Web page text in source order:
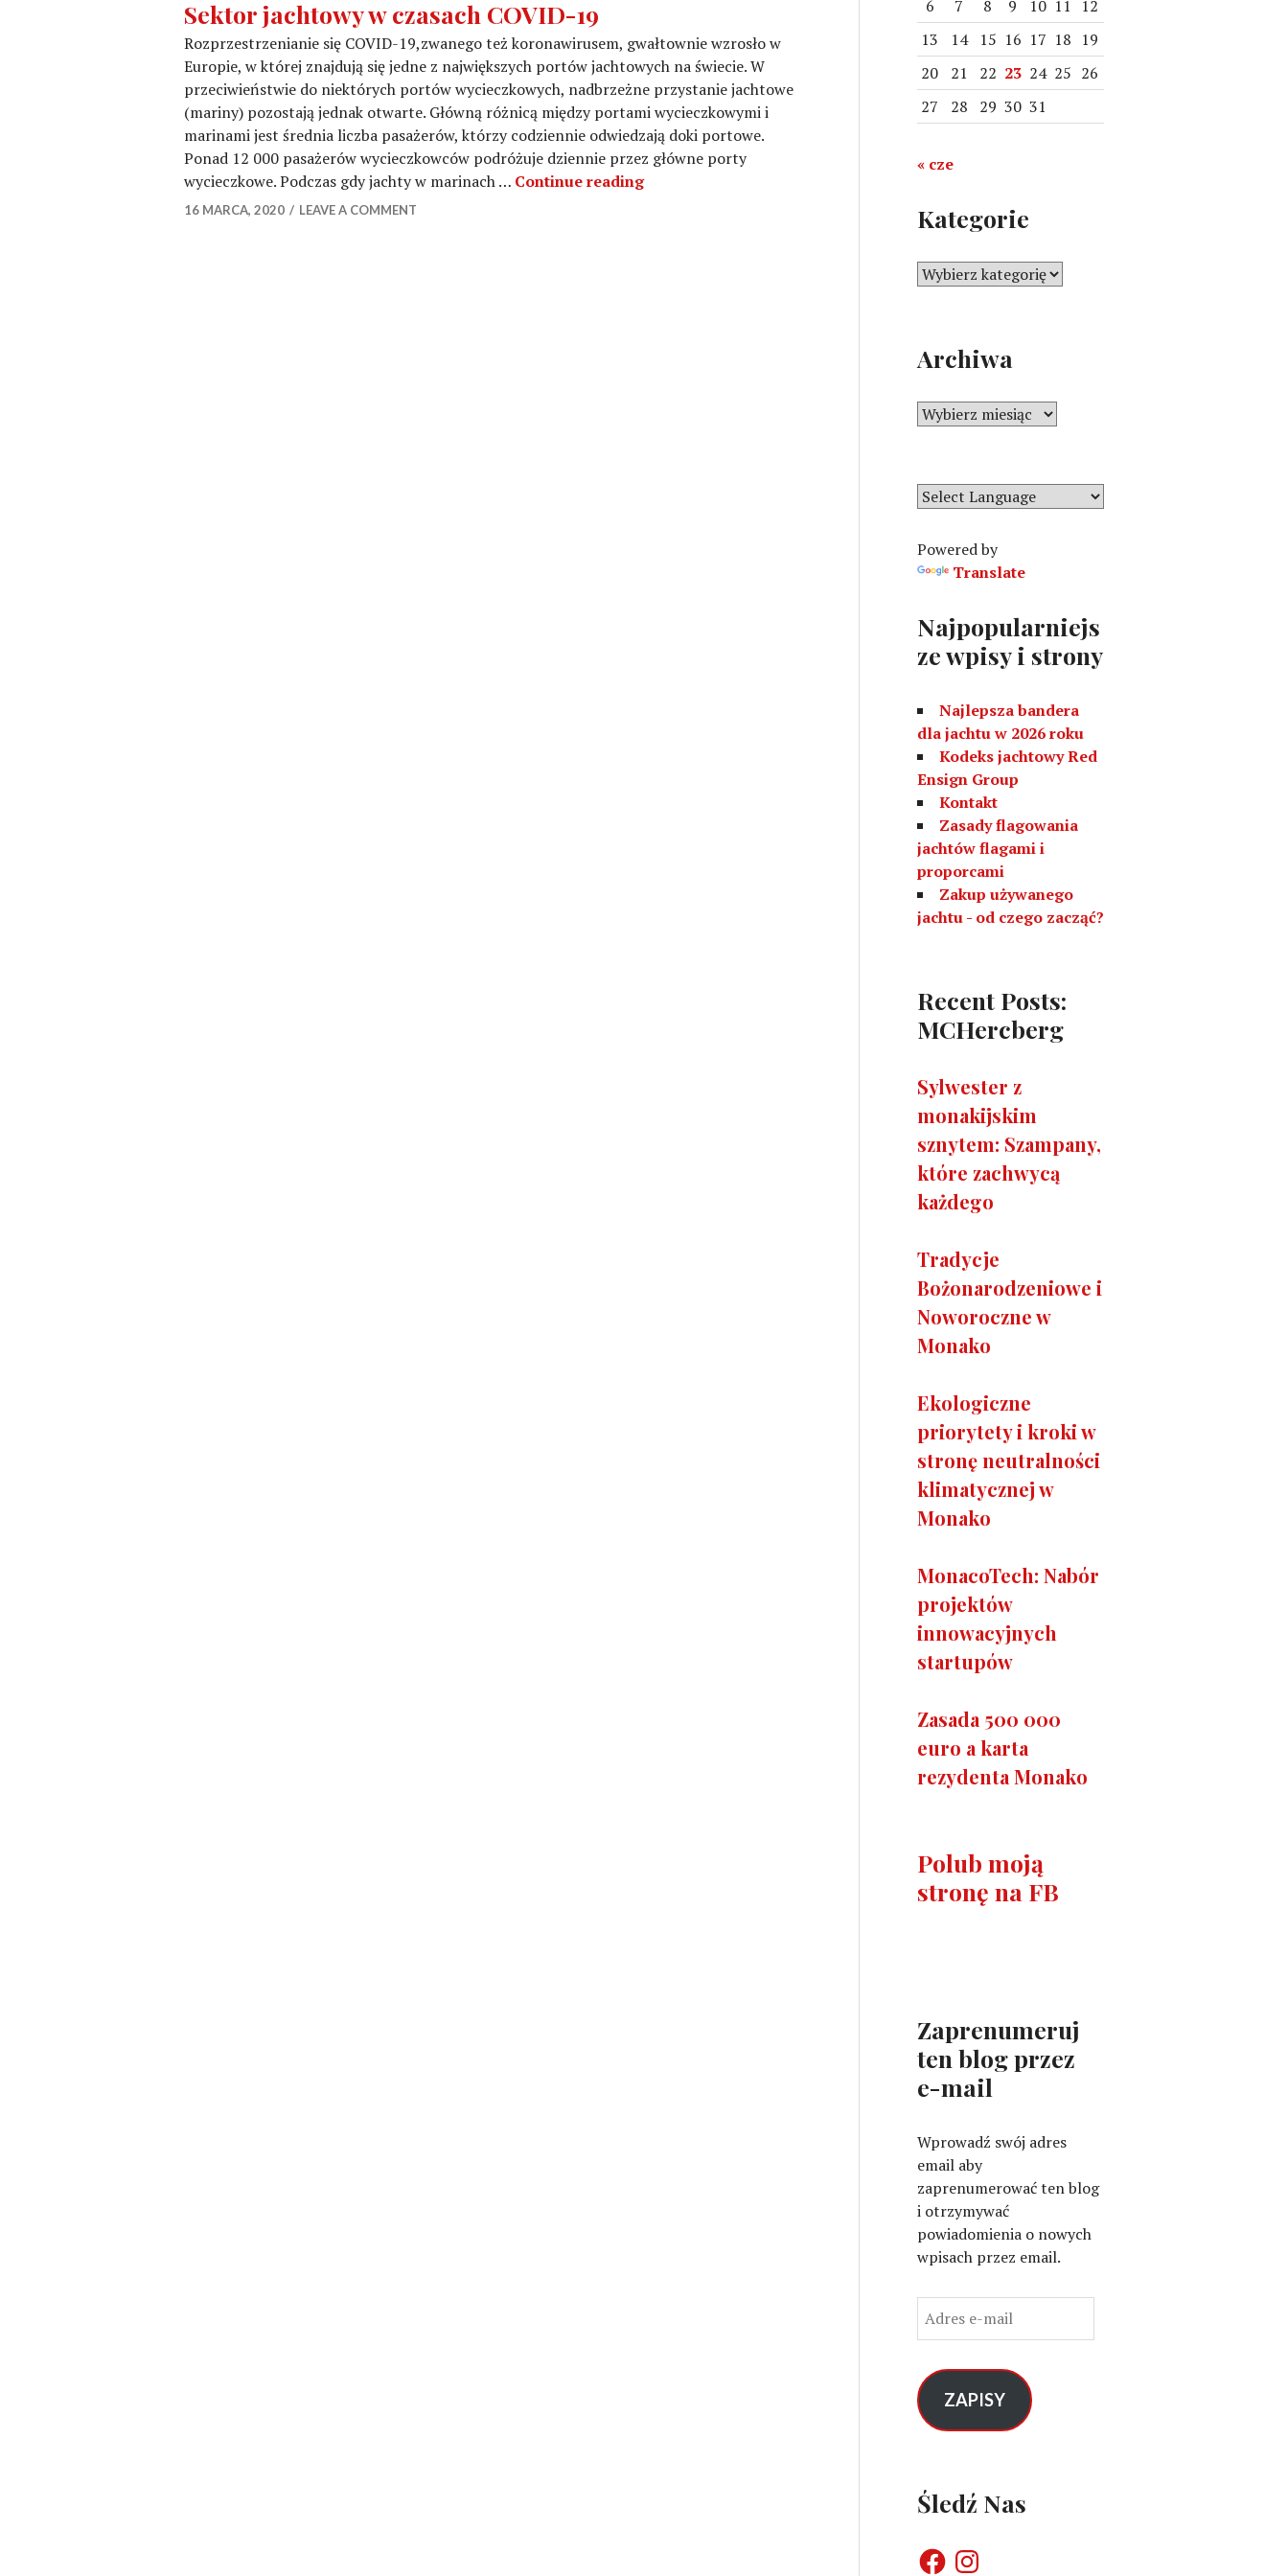
Sektor jachtowy w czasach COVID-19
Rozprzestrzenianie się COVID-19,zwanego też koronawirusem, gwałtownie wzrosło w
Europie, w której znajdują się jedne z największych portów jachtowych na świecie. W
przeciwieństwie do niektórych portów wycieczkowych, nadbrzeżne przystanie jachtowe
(mariny) pozostają jednak otwarte. Główną różnicą między portami wycieczkowymi i
marinami jest średnia liczba pasażerów, którzy codziennie odwiedzają doki portowe.
Ponad 12 000 pasażerów wycieczkowców podróżuje dziennie przez główne porty
wycieczkowe. Podczas gdy jachty w marinach … Continue readingSektor jachtowy w czasach COVID-19
16 MARCA, 2020 LEAVE A COMMENT
6
7 8 9 10 11
12
13
14 15 16 17 18 19
20
21 22 23 24 25 26
27
28 29 30 31
« cze
Kategorie
K
g
r
i
Archiwa
A
h
i
a
Powered by
Translate
Najpopularniejs
ze wpisy i strony
Najlepsza bandera
dla jachtu w 2026 roku
Kodeks jachtowy Red
Ensign Group
Kontakt
Zasady flagowania
jachtów flagami i
proporcami
Zakup używanego
jachtu - od czego zacząć?
Recent Posts:
MCHercberg
Sylwester z
monakijskim
sznytem: Szampany,
które zachwycą
każdego
Tradycje
Bożonarodzeniowe i
Noworoczne w
Monako
Ekologiczne
priorytety i kroki w
stronę neutralności
klimatycznej w
Monako
MonacoTech: Nabór
projektów
innowacyjnych
startupów
Zasada 500 000
euro a karta
rezydenta Monako
Polub moją
stronę na FB
Zaprenumeruj
ten blog przez
e-mail
Wprowadź swój adres
email aby
zaprenumerować ten blog
i otrzymywać
powiadomienia o nowych
wpisach przez email.
e
s
e
a
i
ZAPISY
Śledź Nas
F
a
I
n